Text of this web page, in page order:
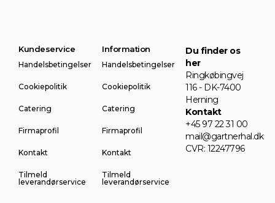
Kundeservice
Handelsbetingelser
Cookiepolitik
Catering
Firmaprofil
Kontakt
Tilmeld
leverandørservice
Information
Handelsbetingelser
Cookiepolitik
Catering
Firmaprofil
Kontakt
Tilmeld
leverandørservice
Du finder os
her
Ringkøbingvej
116 - DK-7400
Herning
Kontakt
+45 97 22 31 00
mail@gartnerhal.dk
CVR: 12247796